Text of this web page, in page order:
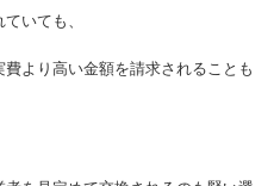
いても、
より高い金額を請求されることも